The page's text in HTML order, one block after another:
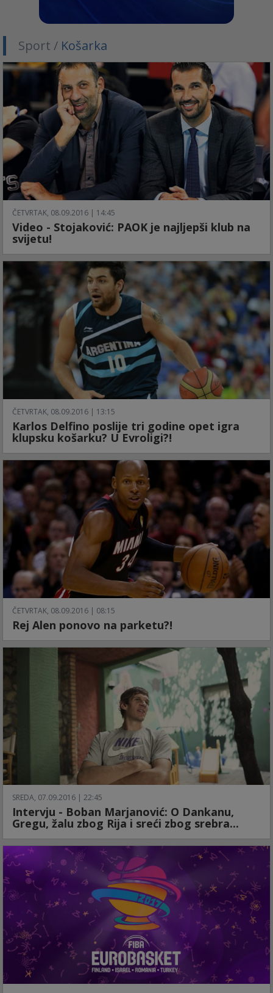
Sport / Košarka
ČETVRTAK, 08.09.2016 | 14:45
Video - Stojaković: PAOK je najljepši klub na
svijetu!
ČETVRTAK, 08.09.2016 | 13:15
Karlos Delfino poslije tri godine opet igra
klupsku košarku? U Evroligi?!
ČETVRTAK, 08.09.2016 | 08:15
Rej Alen ponovo na parketu?!
SREDA, 07.09.2016 | 22:45
Intervju - Boban Marjanović: O Dankanu,
Gregu, žalu zbog Rija i sreći zbog srebra...